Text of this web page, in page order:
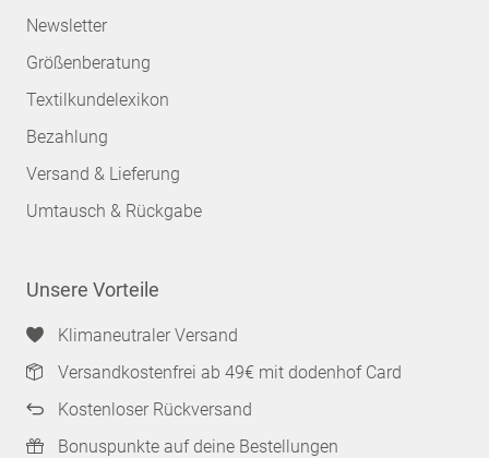
Newsletter
Größenberatung
Textilkundelexikon
Bezahlung
Versand & Lieferung
Umtausch & Rückgabe
Unsere Vorteile
Klimaneutraler Versand
Versandkostenfrei ab 49€ mit dodenhof Card
Kostenloser Rückversand
Bonuspunkte auf deine Bestellungen